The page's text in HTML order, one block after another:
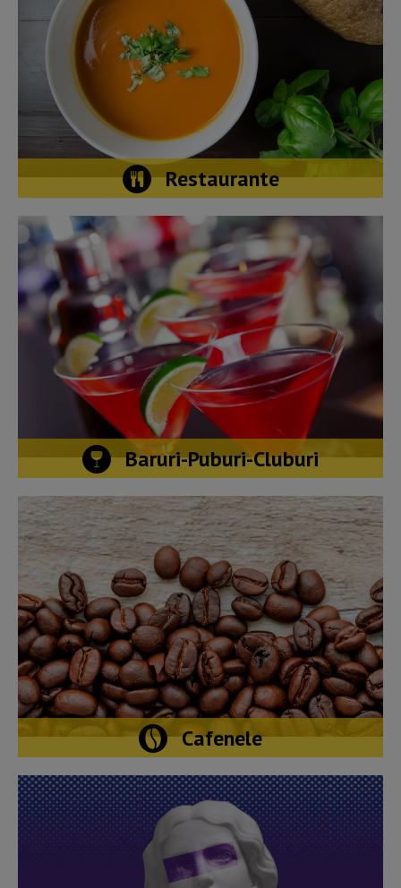
Restaurante
Baruri-Puburi-Cluburi
Cafenele